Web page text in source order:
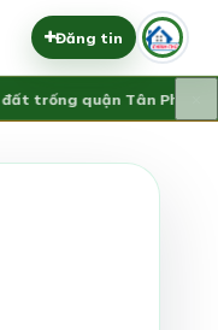
Đăng tin
trống quận Tân Phú